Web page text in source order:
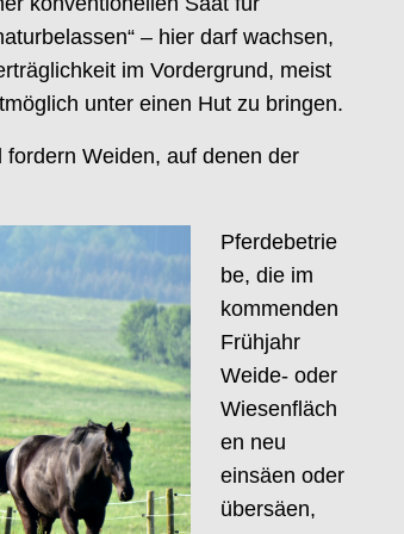
– hier darf wachsen,
im Vordergrund, meist
unter einen Hut zu bringen.
Weiden, auf denen der
Pferdebetrie
be, die im
kommenden
Frühjahr
Weide- oder
Wiesenfläch
en neu
einsäen oder
übersäen,